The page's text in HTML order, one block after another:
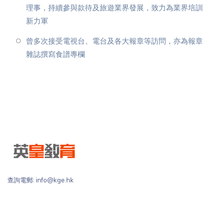
理事，持續參與款待及旅遊業界發展，致力為業界培訓
新力軍
⁠曾多次接受電視台、電台及各大報章等訪問，亦為報章
雜誌撰寫食譜專欄
查詢電郵: info@kge.hk